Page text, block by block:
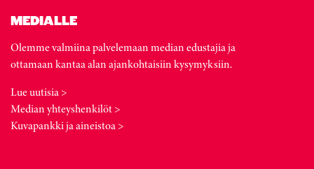
MEDIALLE
Olemme valmiina palvelemaan median edustajia ja
ottamaan kantaa alan ajankohtaisiin kysymyksiin.
Lue uutisia >
Median yhteyshenkilöt >
Kuvapankki ja aineistoa >